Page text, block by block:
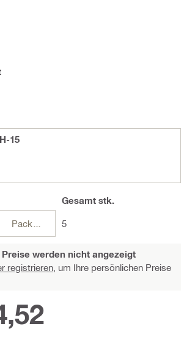
15
Packungen
Gesamtstk.
5
werden nicht angezeigt
registrieren, um Ihre persönlichen Preise